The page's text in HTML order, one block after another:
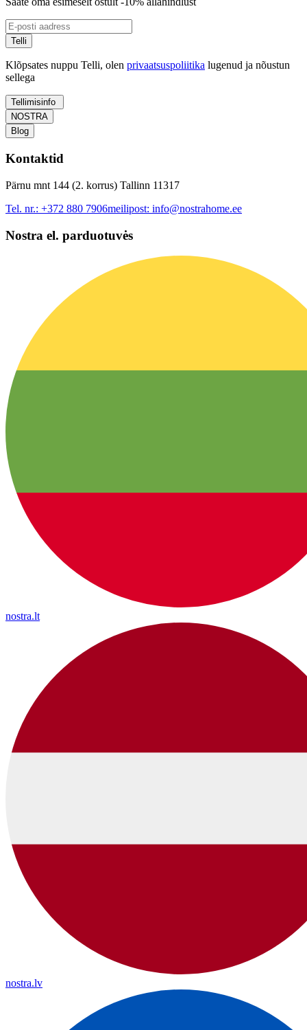
Telli
Klõpsates nuppu Telli, olen privaatsuspoliitika lugenud ja nõustun
sellega
Tellimisinfo
NOSTRA
Blog
Kontaktid
Pärnu mnt 144 (2. korrus) Tallinn 11317
Tel. nr.: +372 880 7906meilipost: info@nostrahome.ee
Nostra el. parduotuvės
nostra.lt
nostra.lv